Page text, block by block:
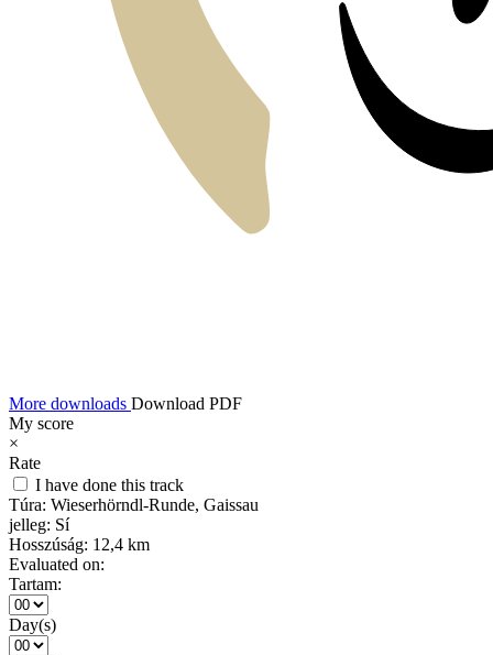
More downloads Download PDF
My score
×
Rate
I have done this track
Túra: Wieserhörndl-Runde, Gaissau
jelleg: Sí
Hosszúság: 12,4 km
Evaluated on:
Tartam:
Day(s)